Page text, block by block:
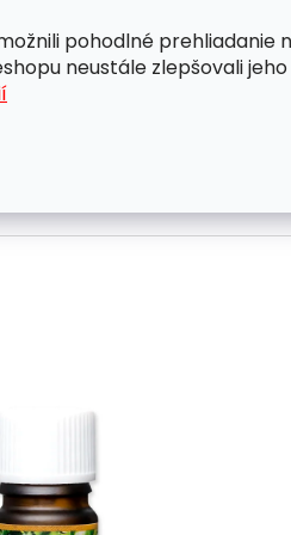
pohodlné prehliadanie
neustále zlepšovali
OCHRANA